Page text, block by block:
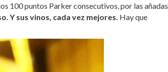
100 puntos Parker consecutivos, por las añadas
Y sus vinos, cada vez mejores. Hay que